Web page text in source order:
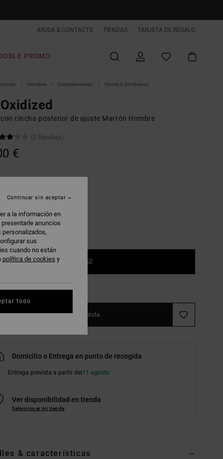
AYUDA & CONTACTO TIENDAS TARJETA DE REGALO
PROMO
inicio Hombre Complementos Gorras & Sombreros
cincha posterior de ajuste Marrón Hombre
(3 Reseñas)
€
1SZ
Añadir a la cesta
Domicilio o Entrega en punto de recogida
Entrega prevista a partir del11 agosto
Ver disponibilidad en tienda
Seleccionar mi tienda
& características
a la información en
anuncios
personalizados,
sus
cuando no están
política de cookies y
Continuar sin aceptar
todo